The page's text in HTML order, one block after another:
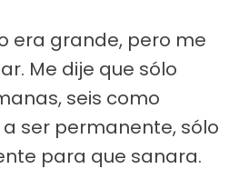
era grande, pero me
Me dije que sólo
seis como
ser permanente, sólo
para que sanara.